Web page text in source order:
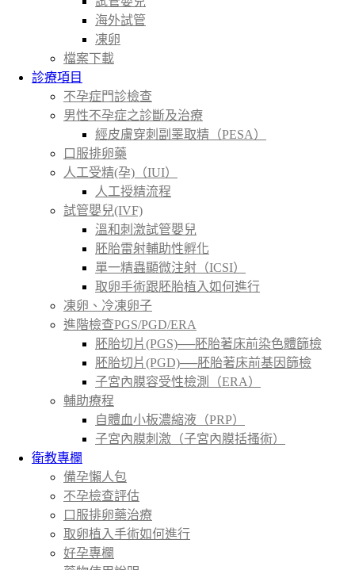
海外試管
凍卵
檔案下載
診療項目
不孕症門診檢查
男性不孕症之診斷及治療
經皮膚穿刺副睪取精（PESA）
口服排卵藥
人工受精(孕)（IUI）
人工授精流程
試管嬰兒(IVF)
溫和刺激試管嬰兒
胚胎雷射輔助性孵化
單一精蟲顯微注射（ICSI）
取卵手術跟胚胎植入如何進行
凍卵、冷凍卵子
進階檢查PGS/PGD/ERA
胚胎切片(PGS)──胚胎著床前染色體篩檢
胚胎切片(PGD)──胚胎著床前基因篩檢
子宮內膜容受性檢測（ERA）
輔助療程
自體血小板濃縮液（PRP）
子宮內膜刺激（子宮內膜括搔術）
衛教專欄
備孕懶人包
不孕檢查評估
口服排卵藥治療
取卵植入手術如何進行
好孕專欄